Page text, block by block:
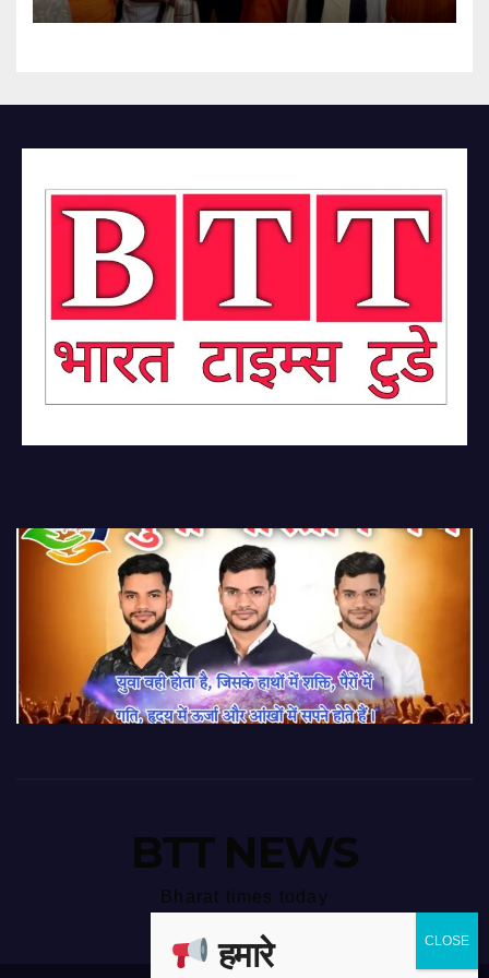
BTT NEWS
Bharat times today
हमारे